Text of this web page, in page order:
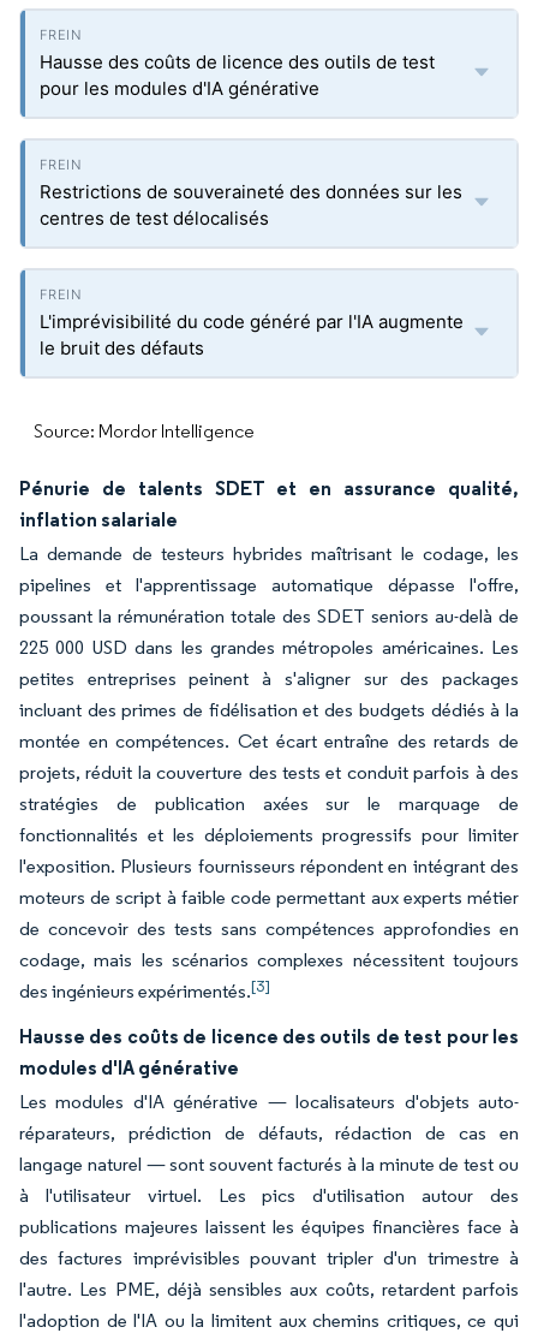
Hausse des coûts de licence des outils de test
pour les modules d'IA générative
Restrictions de souveraineté des données sur les
centres de test délocalisés
L'imprévisibilité du code généré par l'IA augmente
le bruit des défauts
Source: Mordor Intelligence
Pénurie de talents SDET et en assurance qualité,
inflation salariale
La demande de testeurs hybrides maîtrisant le codage, les
pipelines et l'apprentissage automatique dépasse l'offre,
poussant la rémunération totale des SDET seniors au-delà de
225 000 USD dans les grandes métropoles américaines. Les
petites entreprises peinent à s'aligner sur des packages
incluant des primes de fidélisation et des budgets dédiés à la
montée en compétences. Cet écart entraîne des retards de
projets, réduit la couverture des tests et conduit parfois à des
stratégies de publication axées sur le marquage de
fonctionnalités et les déploiements progressifs pour limiter
l'exposition. Plusieurs fournisseurs répondent en intégrant des
moteurs de script à faible code permettant aux experts métier
de concevoir des tests sans compétences approfondies en
codage, mais les scénarios complexes nécessitent toujours
des ingénieurs expérimentés.[3]
Hausse des coûts de licence des outils de test pour les
modules d'IA générative
Les modules d'IA générative — localisateurs d'objets auto-
réparateurs, prédiction de défauts, rédaction de cas en
langage naturel — sont souvent facturés à la minute de test ou
à l'utilisateur virtuel. Les pics d'utilisation autour des
publications majeures laissent les équipes financières face à
des factures imprévisibles pouvant tripler d'un trimestre à
l'autre. Les PME, déjà sensibles aux coûts, retardent parfois
l'adoption de l'IA ou la limitent aux chemins critiques, ce qui